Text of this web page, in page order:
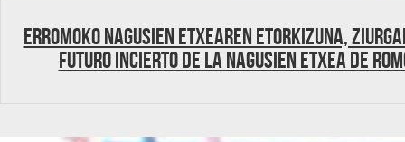
Erromoko Nagusien Etxearen etorkizuna,
futuro incierto de la Nagusien Etxea de